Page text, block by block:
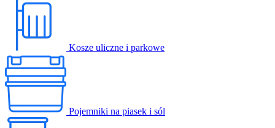
Kosze uliczne i parkowe
Pojemniki na piasek i sól